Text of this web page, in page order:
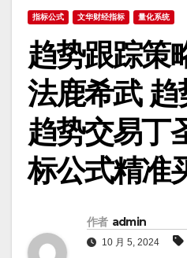
指标公式 文华财经指标 量化系统
趋势跟踪策
法鹿希武
趋势交易丁
标公式精准
作者 admin
10 月 5, 2024